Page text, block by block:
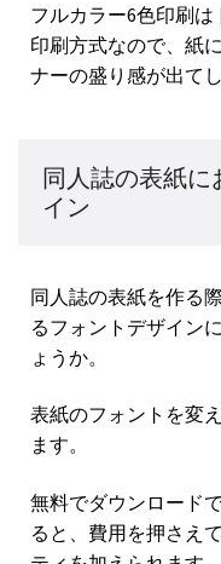
フルカラー6色印刷
印刷方式なので、紙
ナーの盛り感が出て
同人誌の表紙
イン
同人誌の表紙を作る
るフォントデザイン
ょうか。
表紙のフォントを変
ます。
無料でダウンロード
ると、費用を押さえ